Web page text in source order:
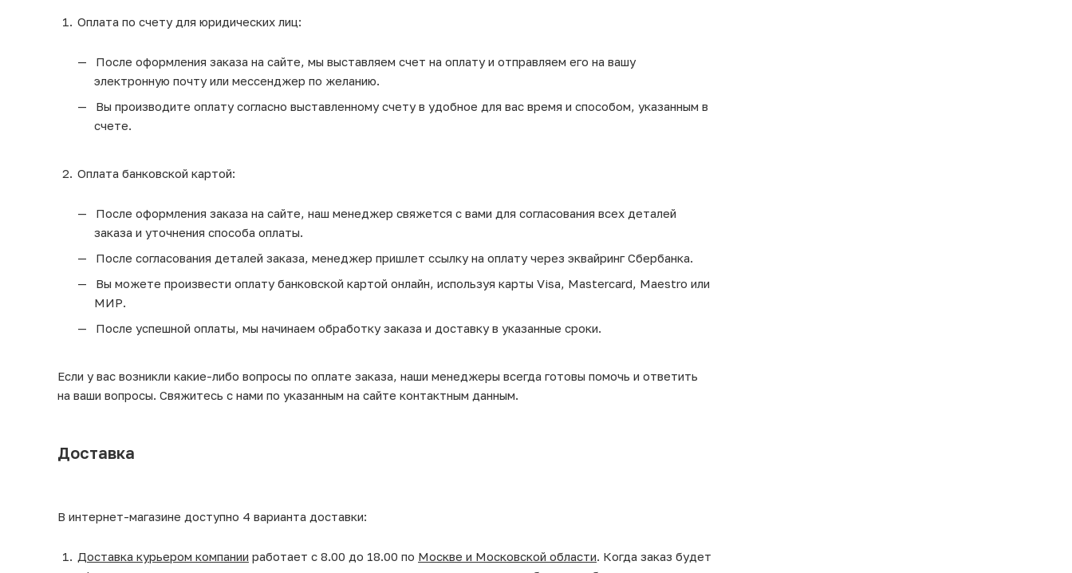
Оплата по счету для юридических лиц:
После оформления заказа на сайте, мы выставляем счет на оплату и отправляем его на вашу
электронную почту или мессенджер по желанию.
Вы производите оплату согласно выставленному счету в удобное для вас время и способом, указанным в
счете.
Оплата банковской картой:
После оформления заказа на сайте, наш менеджер свяжется с вами для согласования всех деталей
заказа и уточнения способа оплаты.
После согласования деталей заказа, менеджер пришлет ссылку на оплату через эквайринг Сбербанка.
Вы можете произвести оплату банковской картой онлайн, используя карты Visa, Mastercard, Maestro или
МИР.
После успешной оплаты, мы начинаем обработку заказа и доставку в указанные сроки.
Если у вас возникли какие-либо вопросы по оплате заказа, наши менеджеры всегда готовы помочь и ответить
на ваши вопросы. Свяжитесь с нами по указанным на сайте контактным данным.
Доставка
В интернет-магазине доступно 4 варианта доставки:
Доставка курьером компании работает с 8.00 до 18.00 по Москве и Московской области. Когда заказ будет